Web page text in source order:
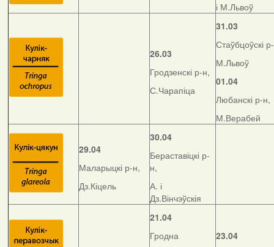
і М.Львоў
26.03
Гродзенскі р-н,
С.Чарапіца
31.03
Стаўбцоўскі
М.Львоў
01.04
Любанскі р-н,
М.Верабей
29.04
Маларыцкі р-н,
Дз.Кіцель
30.04
Бераставіцкі р-
н,
А. і
Дз.Вінчэўскія
21.04
Гродна
23.04